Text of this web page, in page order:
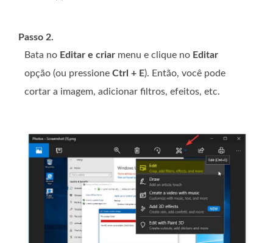
Passo 2.
Bata no Editar e criar menu e clique no Editar
opção (ou pressione Ctrl + E). Então, você pode
cortar a imagem, adicionar filtros, efeitos, etc.